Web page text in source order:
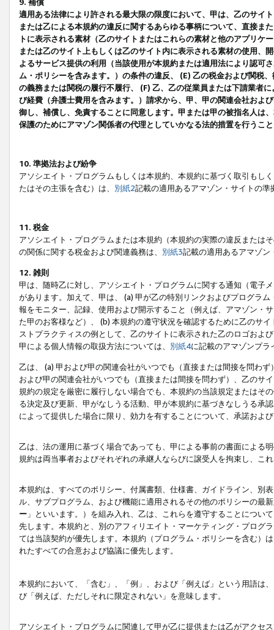
9. 補償
適用ある法律により許される最大限の限度において、甲は、乙のサイ
または乙による本規約の違反に関するあらゆる事柄について、直接ま
トに表示される素材（乙のサイトまたはこれらの素材と他のアプリ
または乙のサイト上もしくは乙のサイト内に表示される素材の使用、
よるサービス提供の利用（当該使用が本規約または適用法により認可
ム・ポリシーを含みます。）の条件の違反、 (E) 乙の税金および関税
の義務または関税の履行不履行、 (F) 乙、乙の従業員または下請業者
び経費（弁護士費用を含みます。）請求から、甲、甲の関連会社およ
御し、補償し、免責することに同意します。甲または甲の被指名人は
保護のためにアマゾン関係者の代理としていかなる法的措置を行うこ
10. 準拠法および紛争
アソシエイト・プログラムもしくは本規約、本規約に基づく取引もし
たはその主張を含む）は、 別紙2記載の適用あるアマゾン・サイトの
11. 税金
アソシエイト・プログラムまたは本規約（本規約の実際の違反または
の関係に関する税金および関連義務は、 別紙3記載の適用あるアマゾン
12. 雑則
甲は、随時乙に対し、アソシエイト・プログラムに関する通知（電子
があります。加えて、甲は、 (a) 甲が乙の特別リンクおよびプログラ
報をモニター、記録、使用および開示すること（例えば、アマゾン・
た甲のお客様など）、 (b) 本規約の遵守状況を確認するために乙のサ
ストプラクティスの例として、乙のサイトに表示された乙のロゴおよ
甲による個人情報の取扱方法については、 別紙4に記載のアマゾンプ
乙は、 (a) 甲および甲の関連会社がいつでも（直接または間接を問わ
および甲の関連会社がいつでも（直接または間接を問わず）、乙のサ
規約の規定を厳密に履行しない場合でも、本規約の当該規定またはそ
る決定及び更新、甲がなしうる活動、甲が本規約に基づきなしうる承
によって提供した場合に限り、効力を有することについて、承諾およ
乙は、法の運用に基づく場合であっても、甲による事前の書面による
規約は両当事者およびそれぞれの承継人ならびに譲受人を拘束し、こ
本規約は、すべてのポリシー、付属書類、仕様書、ガイドライン、別
ル、サブプログラム、および機能に適用されるその他のポリシーの最
ー 」といいます。）を組み入れ、乙は、これらを遵守することにつ
先します。本規約と、別のアフィリエイト・マーケティング・プログ
ては当該契約が優先します。本規約（プログラム・ポリシーを含む）
れたすべての合意および協議に優先します。
本規約において、「含む」、「例」、および「例えば」という用語は
び「例えば、ただしそれに限定されない」を意味します。
アソシエイト・プログラムに関連して甲が乙に提供または乙がアクセ